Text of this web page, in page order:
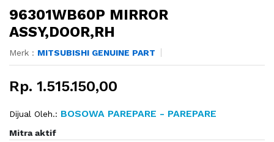
96301WB60P MIRROR
ASSY,DOOR,RH
Merk : MITSUBISHI GENUINE PART
Rp. 1.515.150,00
Dijual Oleh.: BOSOWA PAREPARE - PAREPARE
Mitra aktif